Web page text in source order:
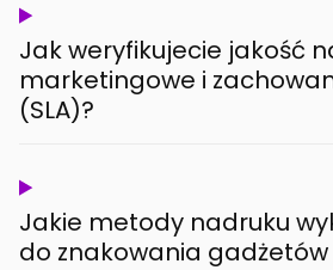
Jak weryfikujecie jakość
marketingowe i
(SLA)?
Jakie metody nadruku
do znakowania